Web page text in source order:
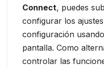
Connect, puedes
configurar los
configuración
pantalla. Como
controlar las